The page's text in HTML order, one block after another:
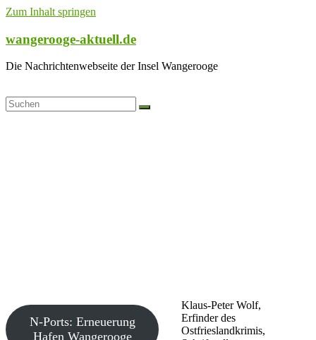
Zum Inhalt springen
wangerooge-aktuell.de
Die Nachrichtenwebseite der Insel Wangerooge
Klaus-Peter Wolf,
Erfinder des
Ostfrieslandkrimis,
N-Ports: Erneuerung
Hafen Wangerooge